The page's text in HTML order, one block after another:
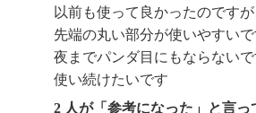
シルクアミノ酸、加水分解ケ
ジン根エキス）、スイートア
油）、ダイズ種子エキスとい
め、ビオチン、酢酸トコフェ
を配合し、まつ毛を保護し、ハ
以前も使って良かったのです
先端の丸い部分が使いやすいで
夜までパンダ目にもならないで
使い続けたいです
2 人が「参考になった」と言っ